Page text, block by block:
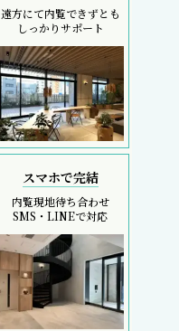
遠方にて内覧できずとも
しっかりサポート
スマホで完結
内覧現地待ち合わせ
SMS・LINEで対応